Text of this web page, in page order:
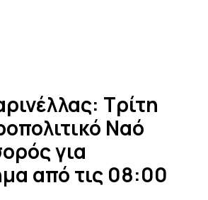
Τρίτη
Ναό
για
από τις 08:00